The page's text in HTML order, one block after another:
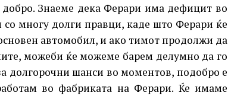
Знаеме дека Ферари има дефицит во
многу долги правци, каде што Ферари ќе
автомобил, и ако тимот продолжи да
можеби ќе можеме барем делумно да го
долгорочни шанси во моментов, подобро е
во фабриката на Ферари. Ќе имаме